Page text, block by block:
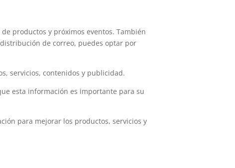
productos y próximos eventos. También
de correo, puedes optar por
servicios, contenidos y publicidad.
esta información es importante para su
para mejorar los productos, servicios y